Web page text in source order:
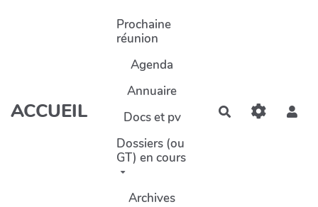
Aller au contenu principal
ACCUEIL
Prochaine
réunion
Agenda
Annuaire
Docs et pv
Dossiers (ou
GT) en cours
Archives
Rechercher